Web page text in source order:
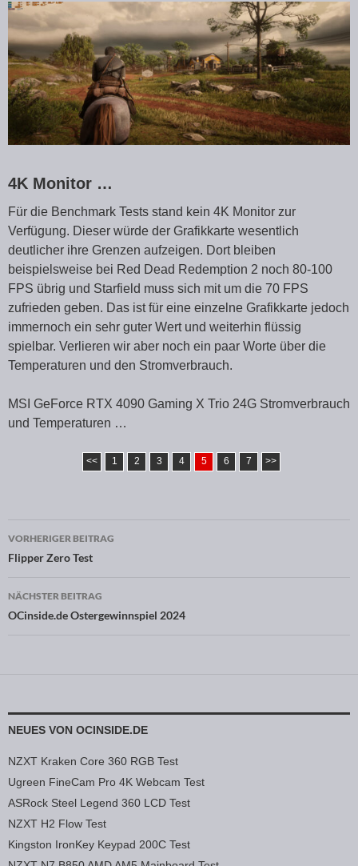
4K Monitor …
Für die Benchmark Tests stand kein 4K Monitor zur
Verfügung. Dieser würde der Grafikkarte wesentlich
deutlicher ihre Grenzen aufzeigen. Dort bleiben
beispielsweise bei Red Dead Redemption 2 noch 80-100
FPS übrig und Starfield muss sich mit um die 70 FPS
zufrieden geben. Das ist für eine einzelne Grafikkarte jedoch
immernoch ein sehr guter Wert und weiterhin flüssig
spielbar. Verlieren wir aber noch ein paar Worte über die
Temperaturen und den Stromverbrauch.
MSI GeForce RTX 4090 Gaming X Trio 24G Stromverbrauch
und Temperaturen …
<< 1 2 3 4 5 6 7 >>
Beitragsnavigation
VORHERIGER BEITRAG
Flipper Zero Test
NÄCHSTER BEITRAG
OCinside.de Ostergewinnspiel 2024
NEUES VON OCINSIDE.DE
NZXT Kraken Core 360 RGB Test
Ugreen FineCam Pro 4K Webcam Test
ASRock Steel Legend 360 LCD Test
NZXT H2 Flow Test
Kingston IronKey Keypad 200C Test